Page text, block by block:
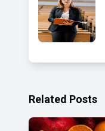
Related Posts